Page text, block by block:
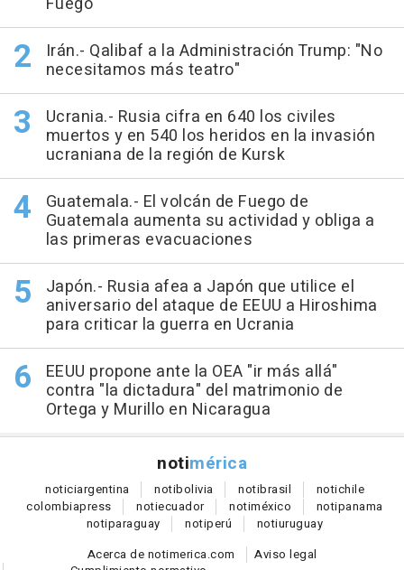
Irán.- Qalibaf a la Administración Trump: "No
necesitamos más teatro"
Ucrania.- Rusia cifra en 640 los civiles
muertos y en 540 los heridos en la invasión
ucraniana de la región de Kursk
Guatemala.- El volcán de Fuego de
Guatemala aumenta su actividad y obliga a
las primeras evacuaciones
Japón.- Rusia afea a Japón que utilice el
aniversario del ataque de EEUU a Hiroshima
para criticar la guerra en Ucrania
EEUU propone ante la OEA "ir más allá"
contra "la dictadura" del matrimonio de
Ortega y Murillo en Nicaragua
notimérica
noticiargentina notibolivia notibrasil notichile
colombiapress notiecuador notiméxico notipanama
notiparaguay notiperú notiuruguay
Acerca de notimerica.com
Aviso legal